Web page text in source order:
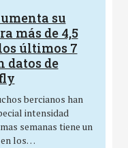
su
más de 4,5
últimos 7
datos de
bercianos han
intensidad
semanas tiene un
los…